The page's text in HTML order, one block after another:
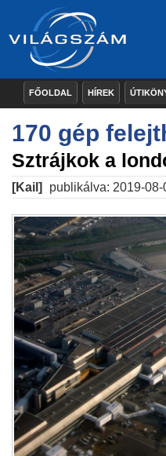
FŐOLDAL HÍREK
170 gép
Sztrájkok a
[Kail] publikálva: 2019-08-